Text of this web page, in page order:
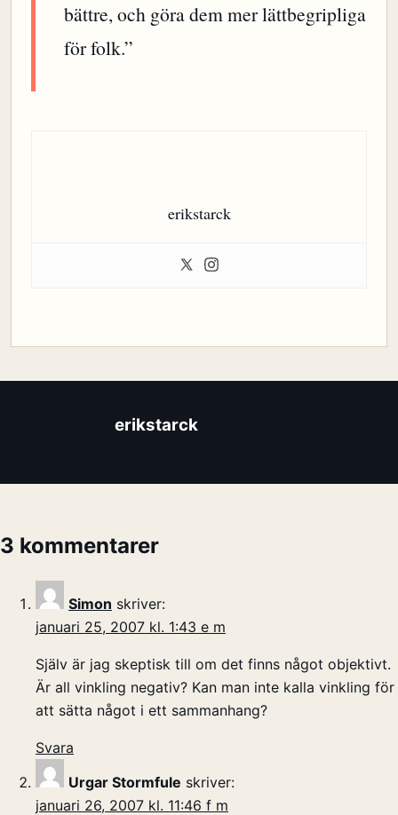
bättre, och göra dem mer lättbegripliga
för folk.”
erikstarck
erikstarck
3 kommentarer
Simon skriver:
januari 25, 2007 kl. 1:43 e m
Själv är jag skeptisk till om det finns något objektivt.
Är all vinkling negativ? Kan man inte kalla vinkling för
att sätta något i ett sammanhang?
Svara
Urgar Stormfule skriver:
januari 26, 2007 kl. 11:46 f m